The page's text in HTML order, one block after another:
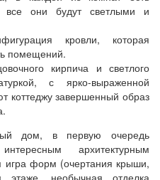
все они будут светлыми и
кровли, которая
помещений.
кирпича и светлого
с ярко-выраженной
коттеджу завершенный образ
дом, в первую очередь
архитектурным
игра форм (очертания крыши,